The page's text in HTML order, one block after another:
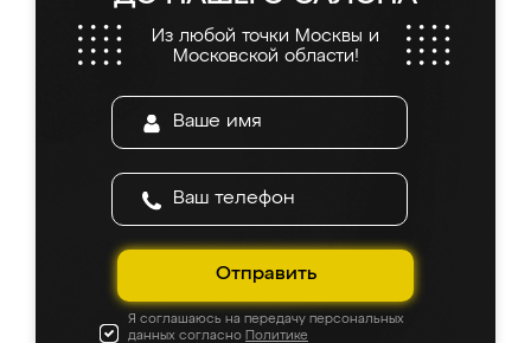
Из любой точки Москвы и
Московской области!
Отправить
Я соглашаюсь на передачу персональных
данных согласно Политике